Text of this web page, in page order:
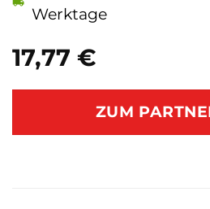
17,77 €
Werktage
ZUM